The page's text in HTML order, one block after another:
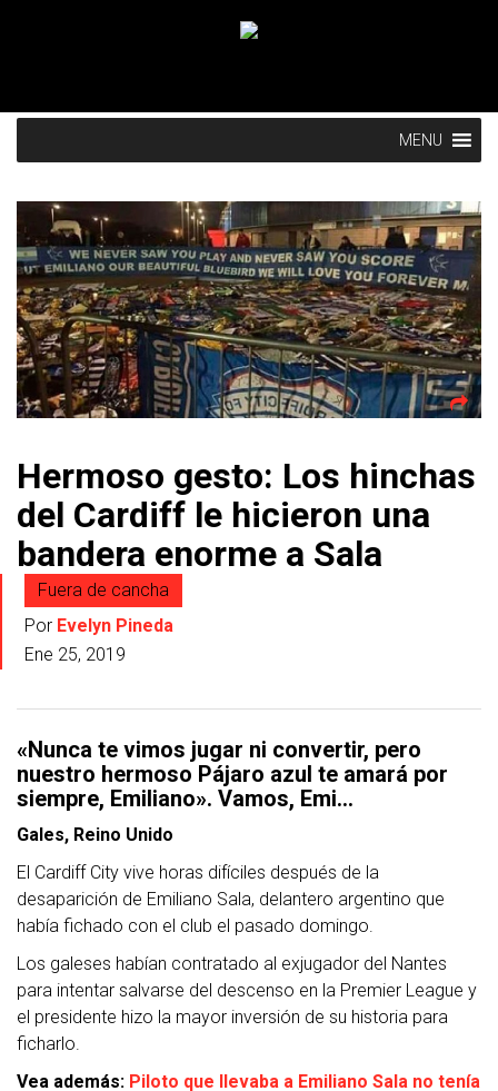
MENU
Hermoso gesto: Los hinchas
del Cardiff le hicieron una
bandera enorme a Sala
Fuera de cancha
Por Evelyn Pineda
Ene 25, 2019
«Nunca te vimos jugar ni convertir, pero
nuestro hermoso Pájaro azul te amará por
siempre, Emiliano». Vamos, Emi…
Gales, Reino Unido
El Cardiff City vive horas difíciles después de la
desaparición de Emiliano Sala, delantero argentino que
había fichado con el club el pasado domingo.
Los galeses habían contratado al exjugador del Nantes
para intentar salvarse del descenso en la Premier League y
el presidente hizo la mayor inversión de su historia para
ficharlo.
Vea además: Piloto que llevaba a Emiliano Sala no tenía